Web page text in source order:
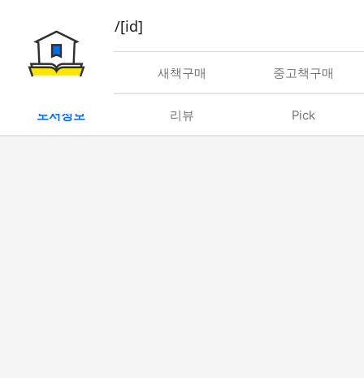
book/rent/[id]
대여 새책구매 중고책구매
도서정보 리뷰 Pick